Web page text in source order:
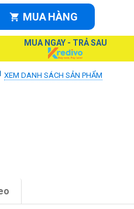
MUA HÀNG
MUA NGAY - TRẢ SAU
XEM DANH SÁCH SẢN PHẨM